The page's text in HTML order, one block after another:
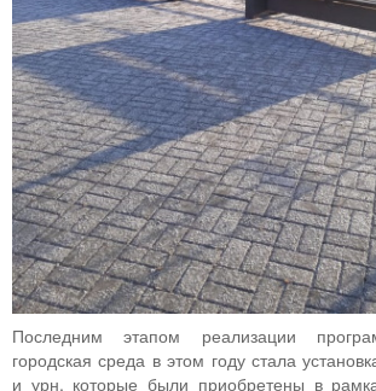
Последним этапом реализации
городская среда в этом году стала
и урн, которые были приобретены в